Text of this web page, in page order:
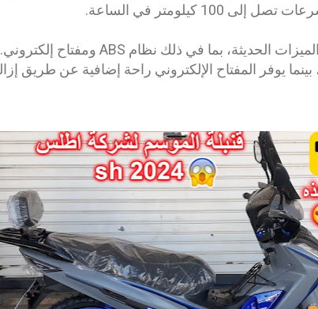
كيلومتر في الساعة.
يوفر المفتاح الإلكتروني راحة إضافية عن طريق